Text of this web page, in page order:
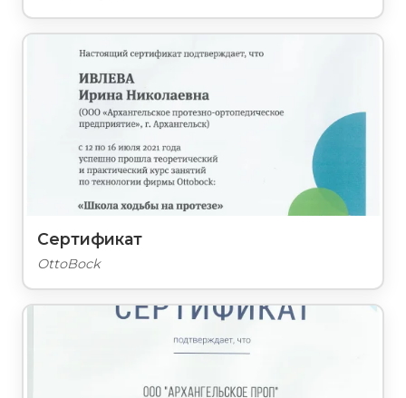
Сертификат
OttoBock